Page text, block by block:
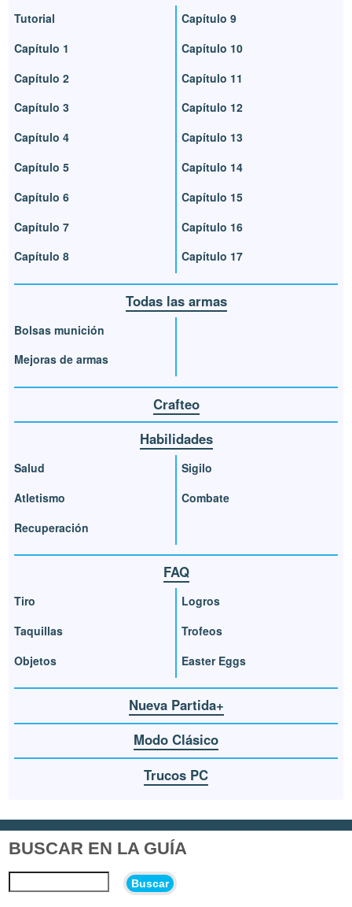
Tutorial
Capítulo 1
Capítulo 2
Capítulo 3
Capítulo 4
Capítulo 5
Capítulo 6
Capítulo 7
Capítulo 8
Capítulo 9
Capítulo 10
Capítulo 11
Capítulo 12
Capítulo 13
Capítulo 14
Capítulo 15
Capítulo 16
Capítulo 17
Todas las armas
Bolsas munición
Mejoras de armas
Crafteo
Habilidades
Salud
Atletismo
Recuperación
Sigilo
Combate
FAQ
Tiro
Taquillas
Objetos
Logros
Trofeos
Easter Eggs
Nueva Partida+
Modo Clásico
Trucos PC
BUSCAR EN LA GUÍA
Buscar